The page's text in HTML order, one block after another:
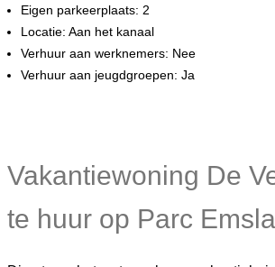
Eigen parkeerplaats: 2
Locatie: Aan het kanaal
Verhuur aan werknemers: Nee
Verhuur aan jeugdgroepen: Ja
Vakantiewoning De
te huur op Parc